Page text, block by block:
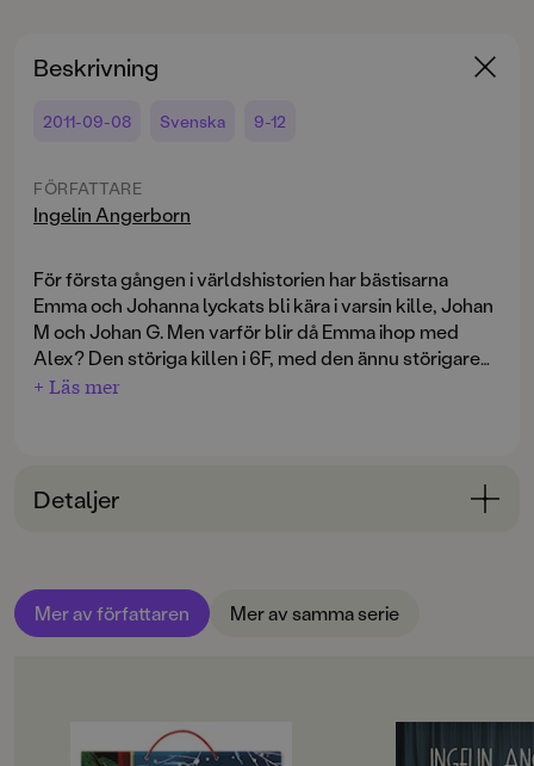
Beskrivning
2011-09-08 Svenska 9-12
FÖRFATTARE
Ingelin Angerborn
För första gången i världshistorien har bästisarna
Emma och Johanna lyckats bli kära i varsin kille, Johan
M och Johan G. Men varför blir då Emma ihop med
Alex? Den störiga killen i 6F, med den ännu störigare
kompisen som verkar ha hur mycket godis som helst
Fristående fortsättning på
Kramar
och krångel
+ Läs mer
Detaljer
ÅLDERSGRUPP
9-12
Mer av författaren Mer av samma serie
OM BOKEN